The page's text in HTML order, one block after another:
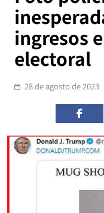
ingresos
electoral
28 de agosto de 2023